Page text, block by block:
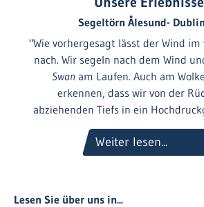
Segeltörn Ålesund-
"Wie vorhergesagt lässt der Wind
nach. Wir segeln nach dem Wind
Swan am Laufen. Auch am
erkennen, dass wir von der
abziehenden Tiefs in ein
Weiter lesen...
Lesen Sie über uns in...